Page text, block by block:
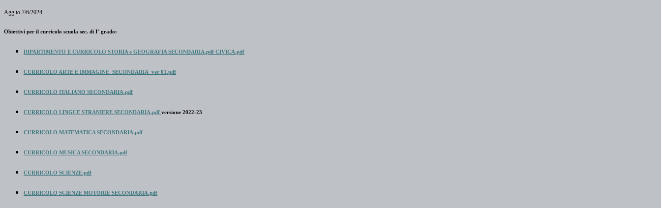
Agg.to 7/6/2024
Obiettivi per il curricolo scuola sec. di I° grado:
DIPARTIMENTO E CURRICOLO STORIA e GEOGRAFIA SECONDARIA.pdf CIVICA.pdf
CURRICOLO ARTE E IMMAGINE_SECONDARIA_ver 01.pdf
CURRICOLO ITALIANO SECONDARIA.pdf
CURRICOLO LINGUE STRANIERE SECONDARIA.pdf versione 2022-23
CURRICOLO MATEMATICA SECONDARIA.pdf
CURRICOLO MUSICA SECONDARIA.pdf
CURRICOLO SCIENZE.pdf
CURRICOLO SCIENZE MOTORIE SECONDARIA.pdf